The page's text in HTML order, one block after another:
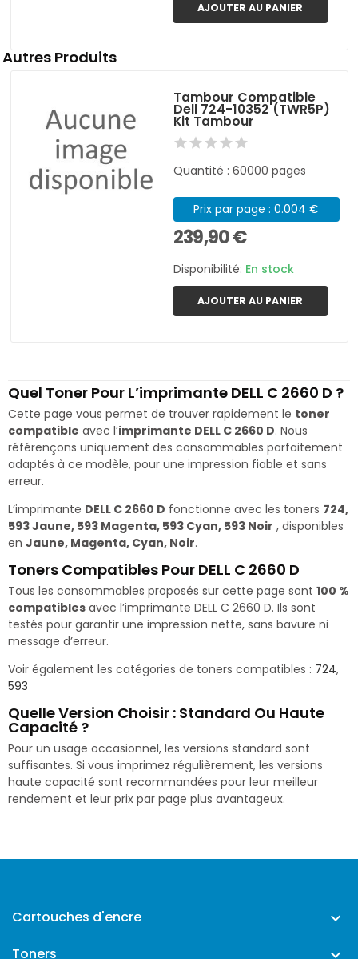
AJOUTER AU PANIER
Autres Produits
Tambour Compatible
Dell 724-10352 (TWR5P)
Kit Tambour
Quantité : 60000 pages
Prix par page : 0.004 €
239,90 €
Disponibilité: En stock
AJOUTER AU PANIER
Quel Toner Pour L’imprimante DELL C 2660 D ?
Cette page vous permet de trouver rapidement le toner
compatible avec l’imprimante DELL C 2660 D. Nous
référençons uniquement des consommables parfaitement
adaptés à ce modèle, pour une impression fiable et sans
erreur.
L’imprimante DELL C 2660 D fonctionne avec les toners 724,
593 Jaune, 593 Magenta, 593 Cyan, 593 Noir , disponibles
en Jaune, Magenta, Cyan, Noir.
Toners Compatibles Pour DELL C 2660 D
Tous les consommables proposés sur cette page sont 100 %
compatibles avec l’imprimante DELL C 2660 D. Ils sont
testés pour garantir une impression nette, sans bavure ni
message d’erreur.
Voir également les catégories de toners compatibles : 724,
593
Quelle Version Choisir : Standard Ou Haute
Capacité ?
Pour un usage occasionnel, les versions standard sont
suffisantes. Si vous imprimez régulièrement, les versions
haute capacité sont recommandées pour leur meilleur
rendement et leur prix par page plus avantageux.
Cartouches d'encre 
Toners 